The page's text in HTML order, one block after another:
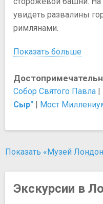
увидеть развалины
римлянами.
Показать больше
Собор Святого Павла |
Сыр" | Мост
Показать «Музей
Экскурсии в